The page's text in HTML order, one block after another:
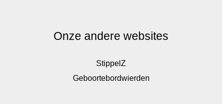
Onze andere websites
StippelZ
Geboortebordwierden